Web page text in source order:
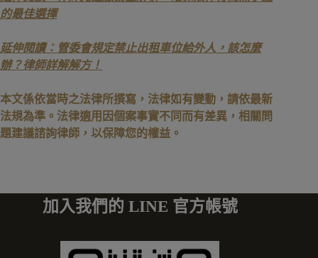
的最佳選擇
延伸閱讀：管委會規定禁止出租車位給外人，該怎麼
辦？律師詳解解方！
本文係依當時之法律所撰寫，法律如有變動，請依最新
法規為準。法律適用因個案事實不同而有差異，相關問
題建議諮詢律師，以保障您的權益。
加入我們的 LINE 官方帳號